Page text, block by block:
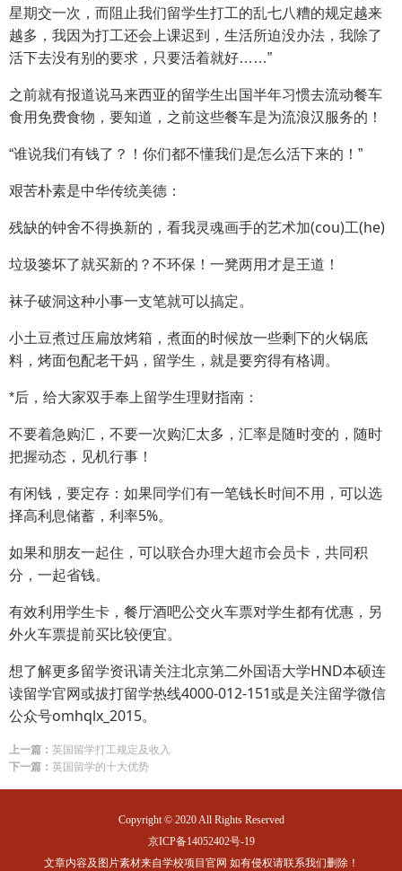
星期交一次，而阻止我们留学生打工的乱七八糟的规定越来
越多，我因为打工还会上课迟到，生活所迫没办法，我除了
活下去没有别的要求，只要活着就好……”
之前就有报道说马来西亚的留学生出国半年习惯去流动餐车
食用免费食物，要知道，之前这些餐车是为流浪汉服务的！
“谁说我们有钱了？！你们都不懂我们是怎么活下来的！”
艰苦朴素是中华传统美德：
残缺的钟舍不得换新的，看我灵魂画手的艺术加(cou)工(he)
垃圾篓坏了就买新的？不环保！一凳两用才是王道！
袜子破洞这种小事一支笔就可以搞定。
小土豆煮过压扁放烤箱，煮面的时候放一些剩下的火锅底
料，烤面包配老干妈，留学生，就是要穷得有格调。
*后，给大家双手奉上留学生理财指南：
不要着急购汇，不要一次购汇太多，汇率是随时变的，随时
把握动态，见机行事！
有闲钱，要定存：如果同学们有一笔钱长时间不用，可以选
择高利息储蓄，利率5%。
如果和朋友一起住，可以联合办理大超市会员卡，共同积
分，一起省钱。
有效利用学生卡，餐厅酒吧公交火车票对学生都有优惠，另
外火车票提前买比较便宜。
想了解更多留学资讯请关注北京第二外国语大学HND本硕连
读留学官网或拔打留学热线4000-012-151或是关注留学微信
公众号omhqlx_2015。
上一篇： 英国留学打工规定及收入
下一篇： 英国留学的十大优势
Copyright © 2020 All Rights Reserved
京ICP备14052402号-19
文章内容及图片素材来自学校项目官网 如有侵权请联系我们删除！